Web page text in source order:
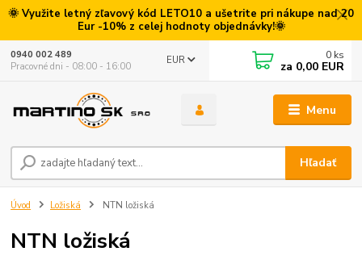
🌞 Využite letný zľavový kód LETO10 a ušetrite pri nákupe nad 20
Eur -10% z celej hodnoty objednávky!🌞
Menu
EUR
Hľadať
0940 002 489
Pracovné dni - 08:00 - 16:00
0 ks
za 0,00 EUR
Úvod Ložiská NTN ložiská
NTN ložiská